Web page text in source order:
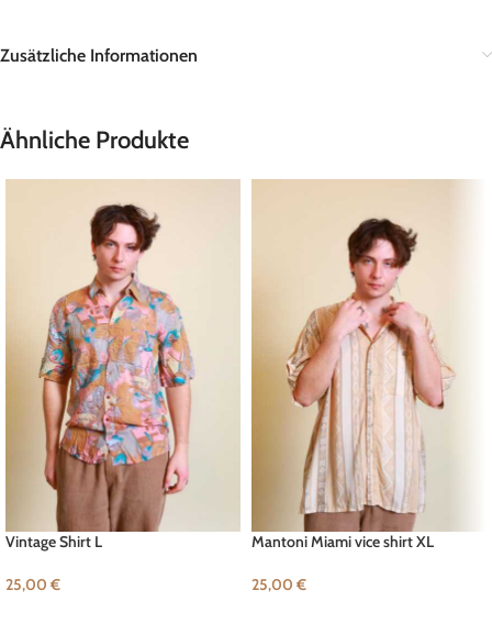
Zusätzliche Informationen
Ähnliche Produkte
Vintage Shirt L
25,00 €
Mantoni Miami vice shirt XL
25,00 €